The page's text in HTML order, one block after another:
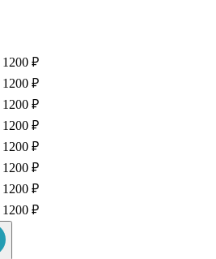
1200 ₽
1200 ₽
1200 ₽
1200 ₽
1200 ₽
1200 ₽
1200 ₽
1200 ₽